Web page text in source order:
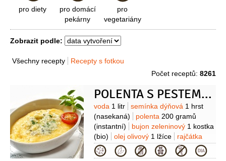
pro diety
pro domácí
pekárny
pro
vegetariány
Zobrazit podle:
Všechny recepty
Recepty s fotkou
Počet receptů: 8261
POLENTA S PESTEM Z POLNÍČKU
Suroviny
voda 1 litr semínka dýňová 1 hrst
(nasekaná)
polenta 200 gramů
(instantní)
bujon zeleninový 1 kostka
(bio)
olej olivový 1 lžíce
rajčátka
cherry(na ozdobu)
salát polníček
(na ozdobu)
Na pesto: semínka
Kategorie